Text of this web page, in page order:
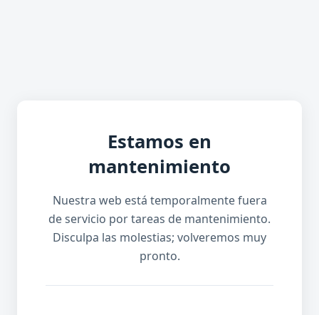
Estamos en
mantenimiento
Nuestra web está temporalmente fuera
de servicio por tareas de mantenimiento.
Disculpa las molestias; volveremos muy
pronto.